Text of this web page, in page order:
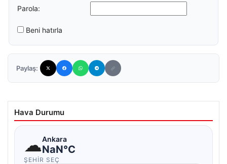
Parola:
Beni hatırla
Paylaş:
Hava Durumu
☁Ankara
NaN°C
ŞEHIR SEÇ